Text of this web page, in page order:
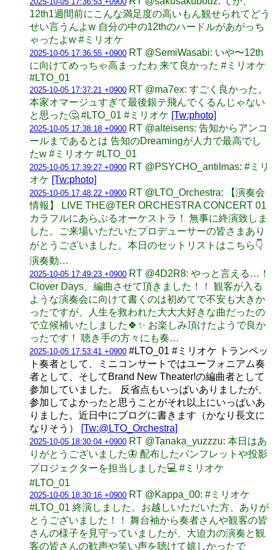
12th1週間前にこんな満足度の高いもん観せられてどう
せい言うんよw 自分の中の12thのハードルがあがっち
ゃったよw #ミリオケ
2025-10-05 17:36:55 +0900 RT @SemiWasabi: いや〜12th
に向けてめっちゃ高まったわ 来て良かった #ミリオケ
#LTO_01
2025-10-05 17:37:21 +0900 RT @ma7ex: すごく良かった。
本家オマージュすぎて最後銀テ飛んでくるんじゃない
と思った🤔 #LTO_01 #ミリオケ [Tw:photo]
2025-10-05 17:38:18 +0900 RT @alteisens: 告知からアンコ
ールまであるとは 告知のDreamingが人力で最高でし
たw #ミリオケ #LTO_01
2025-10-05 17:39:27 +0900 RT @PSYCHO_antiImas: #ミリ
オケ [Tw:photo]
2025-10-05 17:48:22 +0900 RT @LTO_Orchestra: 【演奏会
情報】 LIVE THE@TER ORCHESTRA CONCERT 01
カラフルにあらぶるオーケストラ！ 無事に終演致しま
した。ご来場いただいたプロデューサーの皆さまあり
がとうございました。本日のセットリストはこちら👇
演奏動…
2025-10-05 17:49:23 +0900 RT @4D2R8: やっと言える…！
Clover Days、編曲させて頂きました！！ 観客が入る
ような演奏会に向けて書くのは初めてで不安も大きか
ったですが、人生を救われた大大大好きな曲だったの
で立候補いたしました🍀✨ お楽しみ頂けたようで良か
ったです！ 聴き手の方々にも奏…
2025-10-05 17:53:41 +0900 #LTO_01 #ミリオケ トランペッ
ト奏者として、ミニコンサートではユーフォニアム奏
者として、そしてBrand New Theater!の編曲者として
参加していました。 反省点もいっぱいありましたが、
参加してよかったと思うことがそれ以上にいっぱいあ
りました。近日中にブログに書きます（かなり長文に
なりそう）
[Tw:@LTO_Orchestra]
2025-10-05 18:30:04 +0900 RT @Tanaka_yuzzzu: 本日はあ
りがとうございました🦋 配布したパンフレットや投影
プロジェクターを担当しました💻 #ミリオケ
#LTO_01
2025-10-05 18:30:16 +0900 RT @Kappa_00: #ミリオケ
#LTO_01 終演しました。お越しいただいた方、ありが
とうございました！！ 舞台袖から奏者さんや観客の皆
さんの様子を見守っていましたが、大迫力の演奏と観
客の皆さんの歓声や笑い声を聴けて嬉しかったで